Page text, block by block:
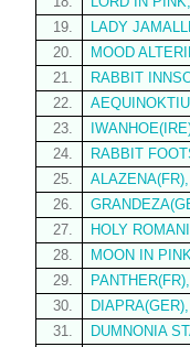
19.
LADY
20.
MOOD
21.
RABBIT
22.
23.
24.
RABBIT
25.
26.
27.
HOLY
28.
MOON IN
29.
30.
31.
DUMNONIA